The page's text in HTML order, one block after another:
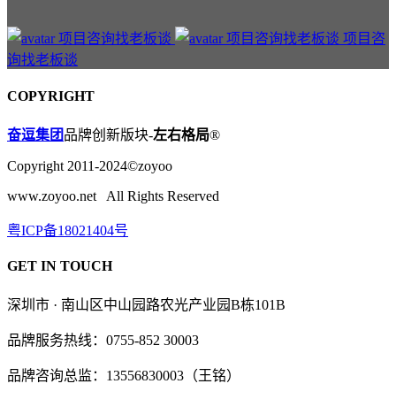
项目咨
询找老板谈
COPYRIGHT
奋逗集团品牌创新版块-左右格局®
Copyright 2011-2024©zoyoo
www.zoyoo.net All Rights Reserved
粤ICP备18021404号
GET IN TOUCH
深圳市 · 南山区中山园路农光产业园B栋101B
品牌服务热线：0755-852 30003
品牌咨询总监：13556830003（王铭）